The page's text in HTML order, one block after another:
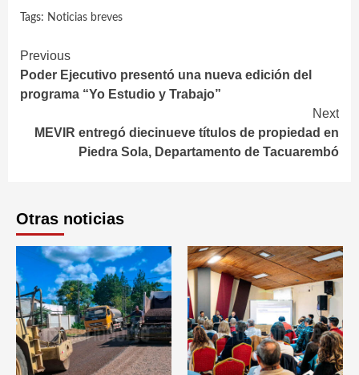
Tags: Noticias breves
Continue
Reading
Previous
Poder Ejecutivo presentó una nueva edición del
programa “Yo Estudio y Trabajo”
Next
MEVIR entregó diecinueve títulos de propiedad en
Piedra Sola, Departamento de Tacuarembó
Otras noticias